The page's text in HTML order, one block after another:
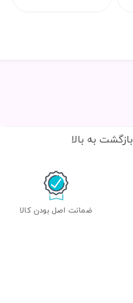
بازگشت به بالا
ضمانت اصل بودن کالا